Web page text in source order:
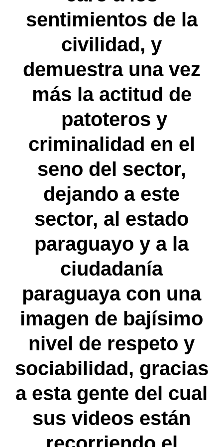
sentimientos de la
civilidad, y
demuestra una vez
más la actitud de
patoteros y
criminalidad en el
seno del sector,
dejando a este
sector, al estado
paraguayo y a la
ciudadanía
paraguaya con una
imagen de bajísimo
nivel de respeto y
sociabilidad, gracias
a esta gente del cual
sus videos están